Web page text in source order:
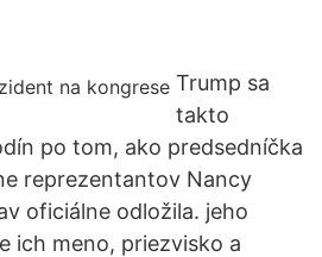
Trump sa
takto
po tom, ako predsedníčka
reprezentantov Nancy
oficiálne odložila. jeho
ich meno, priezvisko a